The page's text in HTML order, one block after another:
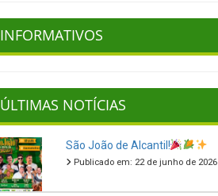
INFORMATIVOS
ÚLTIMAS NOTÍCIAS
São João de Alcantil!
Publicado em: 22 de junho de 2026